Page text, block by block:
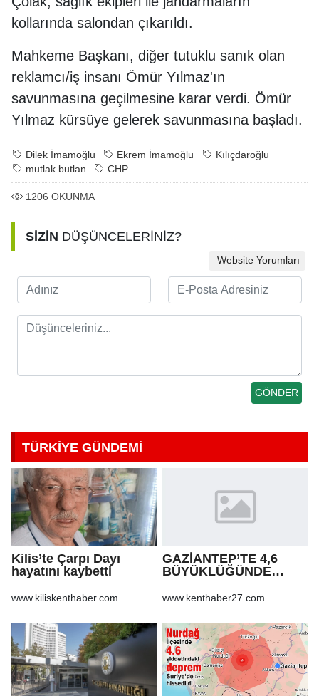
kollarında salondan çıkarıldı.
Mahkeme Başkanı, diğer tutuklu sanık olan
reklamcı/iş insanı Ömür Yılmaz'ın
savunmasına geçilmesine karar verdi. Ömür
Yılmaz kürsüye gelerek savunmasına başladı.
Dilek İmamoğlu Ekrem İmamoğlu
Kılıçdaroğlu
mutlak butlan
CHP
1206 OKUNMA
SİZİN DÜŞÜNCELERİNİZ?
Website Yorumları
TÜRKİYE GÜNDEMİ
Kilis’te Çarpı Dayı
hayatını kaybetti
www.kiliskenthaber.com
GAZİANTEP’TE 4,6
BÜYÜKLÜĞÜNDE
www.kenthaber27.com